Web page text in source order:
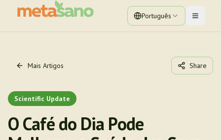
Português Toggle
Mais Artigos Share
Scientific Update
O Café do Dia Pode